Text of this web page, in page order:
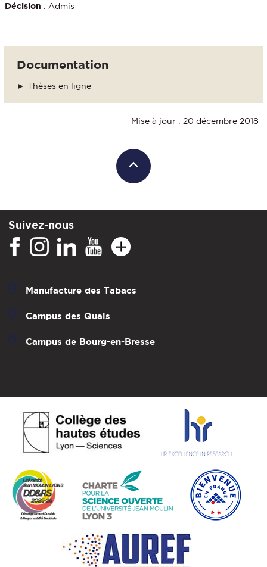
Décision : Admis
Documentation
► Thèses en ligne
Mise à jour : 20 décembre 2018
Suivez-nous
Manufacture des Tabacs
Campus des Quais
Campus de Bourg-en-Bresse